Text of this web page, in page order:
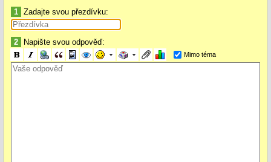
1 Zadajte svou přezdívku:
2 Napište svou odpověď:
Mimo téma